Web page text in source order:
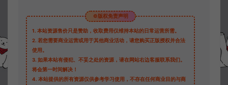
©版权免责声明
1. 本站资源售价只是赞助，收取费用仅维持本站的日常运营所需。
2. 若您需要商业运营或用于其他商业活动，请您购买正版授权并合法
使用。
3. 如果本站有侵犯、不妥之处的资源，请在网站右边客服联系我们。
将会第一时间解决！
4. 本站提供的所有资源仅供参考学习使用，不存在任何商业目的与商